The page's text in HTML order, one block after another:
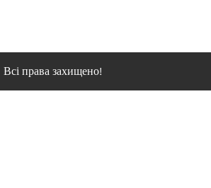
Всі права захищено!